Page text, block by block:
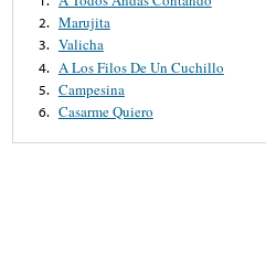
2. Marujita
3. Valicha
4. A Los Filos De Un Cuchillo
5. Campesina
6. Casarme Quiero